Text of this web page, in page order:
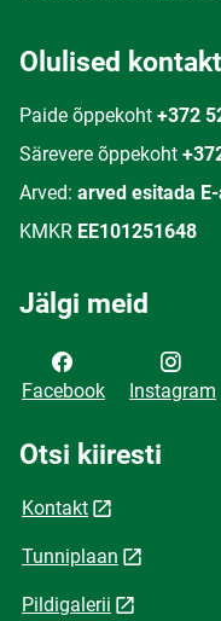
Olulised
Paide õppekoht +372
Särevere õppekoht
Arved: arved esitada
KMKR EE101251648
Jälgi meid
Facebook Instagram
Otsi kiiresti
Kontakt
Tunniplaan
Pildigalerii